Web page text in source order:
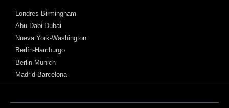
Londres-Birmingham
Abu Dabi-Dubai
Nueva York-Washington
Berlín-Hamburgo
Berlin-Munich
Madrid-Barcelona